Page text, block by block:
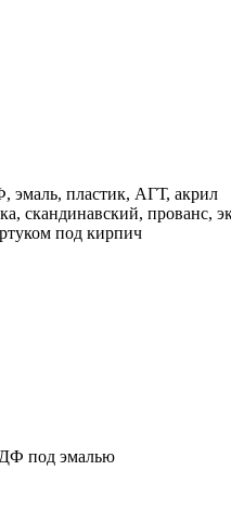
пластик, АГТ, акрил
скандинавский, прованс,
под кирпич
под эмалью